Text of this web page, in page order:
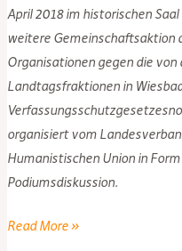
April 2018 im historischen
weitere Gemeinschaftsaktion
Organisationen gegen die
Landtagsfraktionen in
organisiert vom
Humanistischen Union in
Podiumsdiskussion.
Verfassungsbruch
Read More »